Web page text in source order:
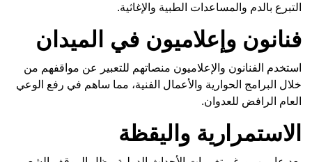
التبرع بالدم والمساعدات الطبية والإغاثية.
فنانون وإعلاميون في الميدان
استخدم الفنانون والإعلاميون منصاتهم للتعبير عن مواقفهم من
خلال البرامج الحوارية والأعمال الفنية، مما ساهم في رفع الوعي
العام الرافض للعدوان.
الاستمرارية واليقظة